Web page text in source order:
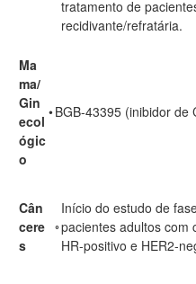
tratamento de
recidivante/refratária.
Ma
ma/
Gin
ecol
ógic
o
•BGB-43395 (inibidor de
Cân
cere
s
◦
Início do estudo de
pacientes adultos com
HR-positivo e HER2-